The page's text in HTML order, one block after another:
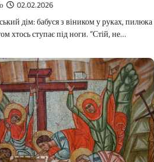
02.02.2026
дім: бабуся з віником у руках, пилюка
хтось ступає під ноги. “Стій, не…